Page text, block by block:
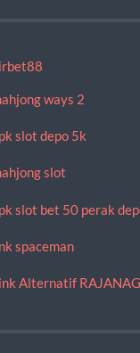
ways 2
slot depo 5k
slot
slot bet 50 perak
spaceman
Alternatif